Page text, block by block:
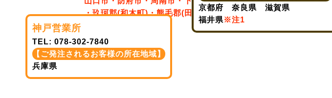
京都府 奈良県 滋賀県
福井県※注1
神戸営業所
TEL: 078-302-7840
【ご発注されるお客様の所在地域】
兵庫県